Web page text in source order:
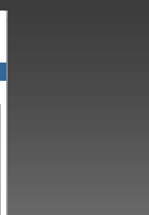
DO” DI PESCHICI